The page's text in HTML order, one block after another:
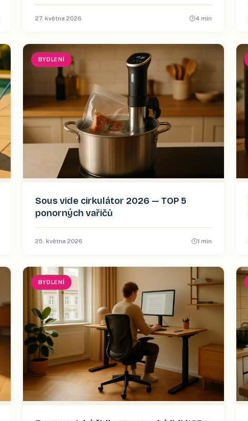
27. května 2026 4 min
BYDLENÍ
Sous vide cirkulátor 2026 — TOP 5
ponorných vařičů
25. května 2026 1 min
BYDLENÍ